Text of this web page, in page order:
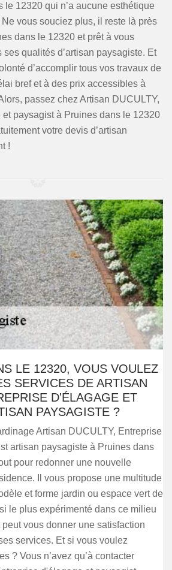
le 12320 qui n’a aucune esthétique
vous souciez plus, il reste là près
dans le 12320 et prêt à vous
qualités d’artisan paysagiste. Et
d’accomplir tous vos travaux de
bref et à des prix accessibles à
passez chez Artisan DUCULTY,
paysagist à Pruines dans le 12320
votre devis d’artisan
!
LE 12320, VOUS VOULEZ
SERVICES DE ARTISAN
D'ÉLAGAGE ET
PAYSAGISTE ?
Artisan DUCULTY, Entreprise
artisan paysagiste à Pruines dans
pour redonner une nouvelle
Il vous propose une multitude
et forme jardin ou espace vert de
le plus expérimenté dans ce milieu
vous donner une satisfaction
services. Et si vous voulez
? Vous n’avez qu’à contacter